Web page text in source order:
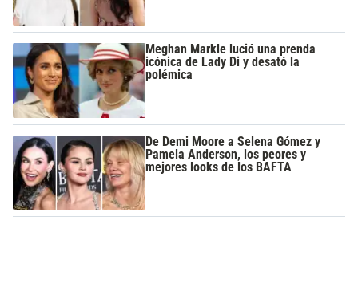
Meghan Markle lució una prenda
icónica de Lady Di y desató la
polémica
De Demi Moore a Selena Gómez y
Pamela Anderson, los peores y
mejores looks de los BAFTA